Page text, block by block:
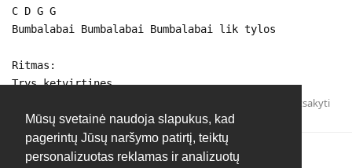
Mūsų svetainė naudoja slapukus, kad
pagerintų Jūsų naršymo patirtį, teiktų
personalizuotas reklamas ir analizuotų
C D G G
Bumbalabai Bumbalabai Bumbalabai lik tylos
Ritmas:
Trys ketvirtines.
Atsakyti